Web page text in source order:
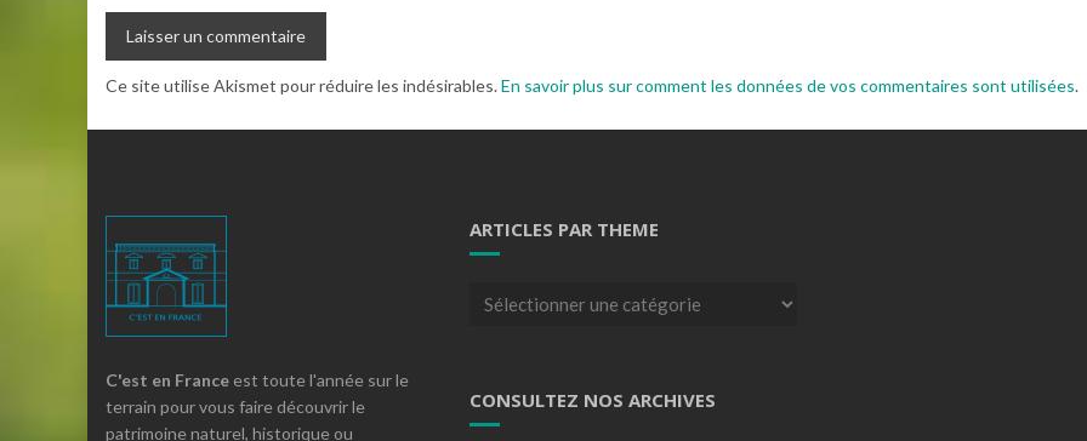
Ce site utilise Akismet pour réduire les indésirables.En savoir plus sur comment les données de vos commentaires sont utilisées.
C'est en France est toute l'année sur le
terrain pour vous faire découvrir le
patrimoine naturel, historique ou
ARTICLES PAR THEME
Articles
CONSULTEZ NOS ARCHIVES